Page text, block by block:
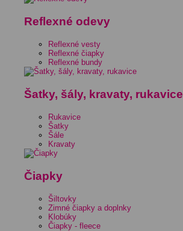
Reflexné odevy
Reflexné vesty
Reflexné čiapky
Reflexné bundy
Šatky, šály, kravaty, rukavice
Rukavice
Šatky
Šále
Kravaty
Čiapky
Šiltovky
Zimné čiapky a doplnky
Klobúky
Čiapky - fleece